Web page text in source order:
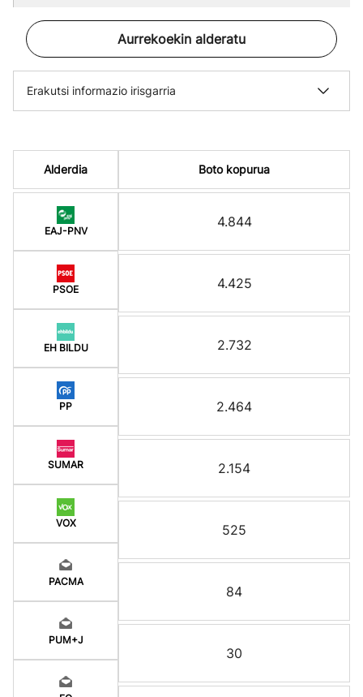
Aurrekoekin alderatu
Erakutsi informazio irisgarria
Alderdia
EAJ-PNV
PSOE
EH BILDU
PP
SUMAR
VOX
PACMA
PUM+J
Boto kopurua
4.844
4.425
2.732
2.464
2.154
525
84
30